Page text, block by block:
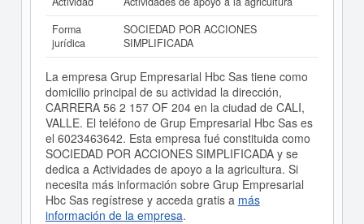
Forma
jurídica
SOCIEDAD POR ACCIONES
SIMPLIFICADA
La empresa Grup Empresarial Hbc Sas tiene como
domicilio principal de su actividad la dirección,
CARRERA 56 2 157 OF 204 en la ciudad de CALI,
VALLE. El teléfono de Grup Empresarial Hbc Sas es
el 6023463642. Esta empresa fué constituida como
SOCIEDAD POR ACCIONES SIMPLIFICADA y se
dedica a Actividades de apoyo a la agricultura. Si
necesita más información sobre Grup Empresarial
Hbc Sas regístrese y acceda gratis a más
información de la empresa.